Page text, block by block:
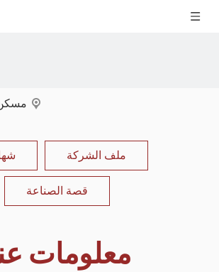
ملف الشركة
قصة الصناعة
معلومات